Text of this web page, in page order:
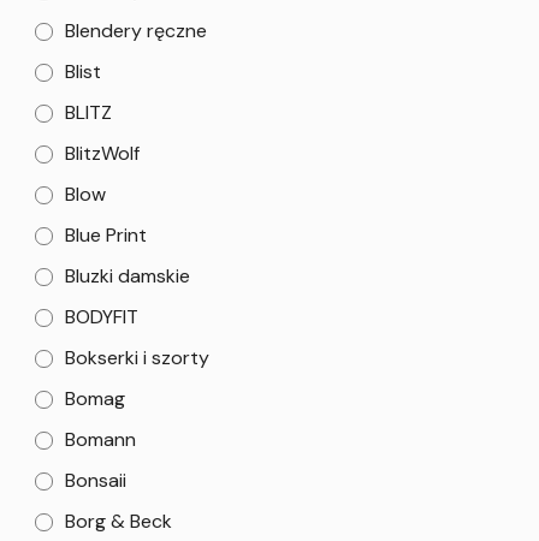
Blendery ręczne
Blist
BLITZ
BlitzWolf
Blow
Blue Print
Bluzki damskie
BODYFIT
Bokserki i szorty
Bomag
Bomann
Bonsaii
Borg & Beck